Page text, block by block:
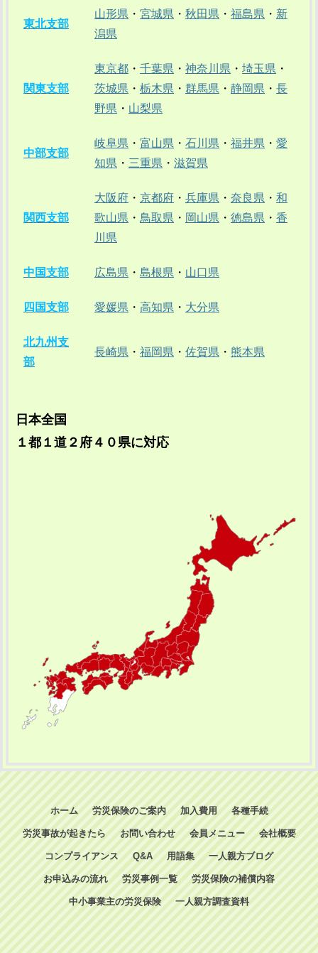
東北支部
山形県 ・ 宮城県 ・ 秋田県 ・ 福島県 ・ 新
潟県
関東支部
東京都 ・ 千葉県 ・ 神奈川県 ・ 埼玉県 ・
茨城県 ・ 栃木県 ・ 群馬県 ・ 静岡県 ・ 長
野県 ・ 山梨県
中部支部
岐阜県 ・ 富山県 ・ 石川県 ・ 福井県 ・ 愛
知県 ・ 三重県 ・ 滋賀県
関西支部
大阪府 ・ 京都府 ・ 兵庫県 ・ 奈良県 ・ 和
歌山県 ・ 鳥取県 ・ 岡山県 ・ 徳島県 ・ 香
川県
中国支部 広島県 ・ 島根県 ・ 山口県
四国支部 愛媛県 ・ 高知県 ・ 大分県
北九州支
部
長崎県 ・ 福岡県 ・ 佐賀県 ・ 熊本県
日本全国
１都１道２府４０県に対応
ホーム 労災保険のご案内 加入費用 各種手続
労災事故が起きたら お問い合わせ 会員メニュー 会社概要
コンプライアンス Q&A 用語集 一人親方ブログ
お申込みの流れ 労災事例一覧 労災保険の補償内容
中小事業主の労災保険 一人親方調査資料